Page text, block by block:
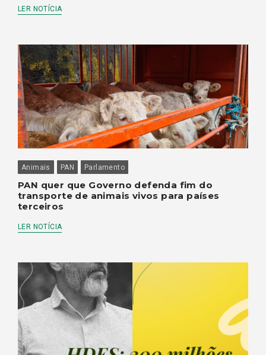
LER NOTÍCIA
Animais PAN Parlamento
PAN quer que Governo defenda fim do
transporte de animais vivos para países
terceiros
LER NOTÍCIA